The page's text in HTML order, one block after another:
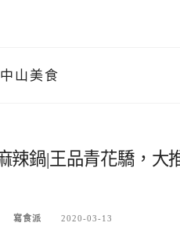
中山美食
辣鍋|王品青花驕，大
寫食派 2020-03-13